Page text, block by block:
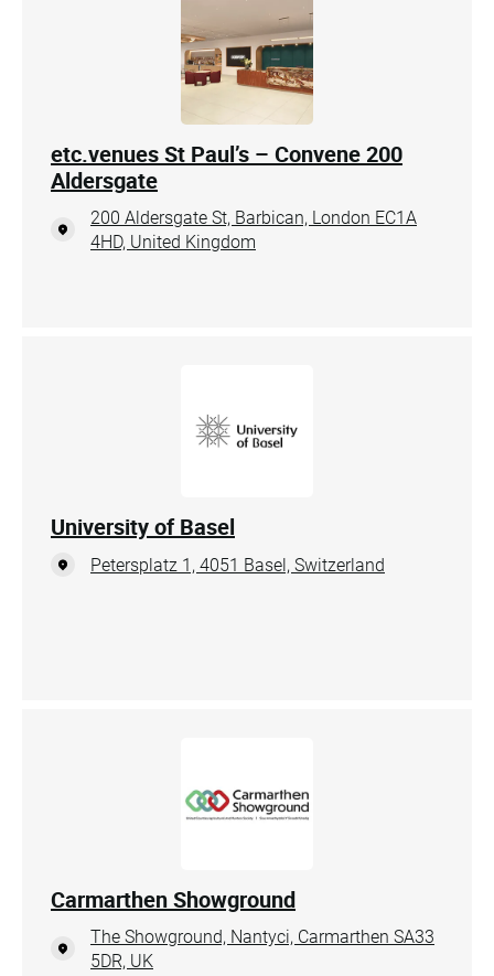
etc.venues St Paul’s – Convene 200
Aldersgate
200 Aldersgate St, Barbican, London EC1A
4HD, United Kingdom
University of Basel
Petersplatz 1, 4051 Basel, Switzerland
Carmarthen Showground
The Showground, Nantyci, Carmarthen SA33
5DR, UK